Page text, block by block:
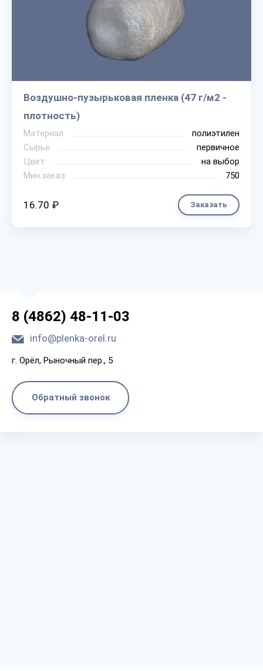
Воздушно-пузырьковая пленка (47 г/м2 -
плотность)
Материал
полиэтилен
Сырье
первичное
Цвет
на выбор
Мин.заказ
750
16.70 ₽ Заказать
8 (4862) 48-11-03
info@plenka-orel.ru
г. Орёл, Рыночный пер., 5
Обратный звонок